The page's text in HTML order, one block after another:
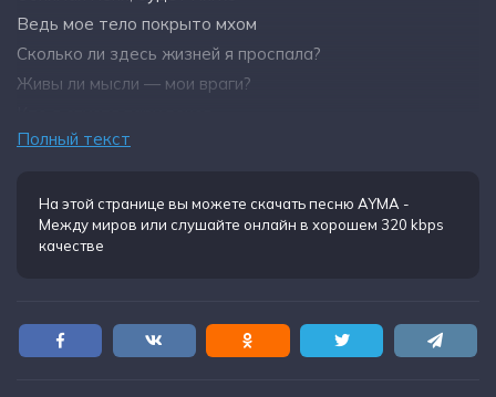
Ведь мое тело покрыто мхом
Сколько ли здесь жизней я проспала?
Живы ли мысли — мои враги?
Полный текст
На этой странице вы можете скачать песню AYMA -
Между миров или слушайте онлайн в хорошем 320 kbps
качестве